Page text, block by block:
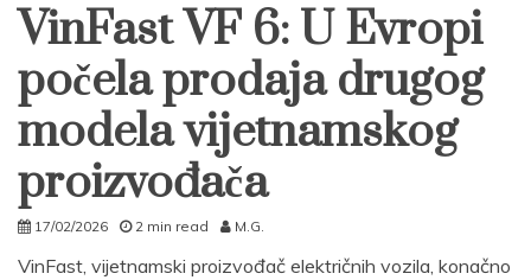
VinFast VF 6: U Evropi
počela prodaja drugog
modela vijetnamskog
proizvođača
17/02/2026 2 min read M.G.
VinFast, vijetnamski proizvođač električnih vozila, konačno